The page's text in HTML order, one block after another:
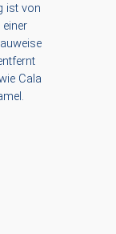
ist von
Cala